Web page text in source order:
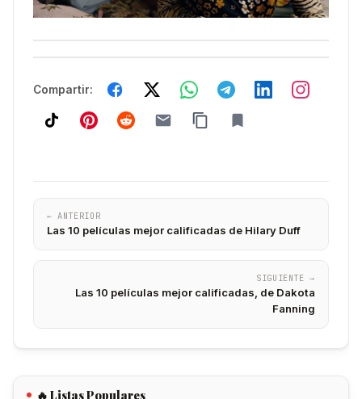
Compartir:
← ANTERIOR
Las 10 películas mejor calificadas de Hilary Duff
SIGUIENTE →
Las 10 películas mejor calificadas, de Dakota
Fanning
🔥 Listas Populares